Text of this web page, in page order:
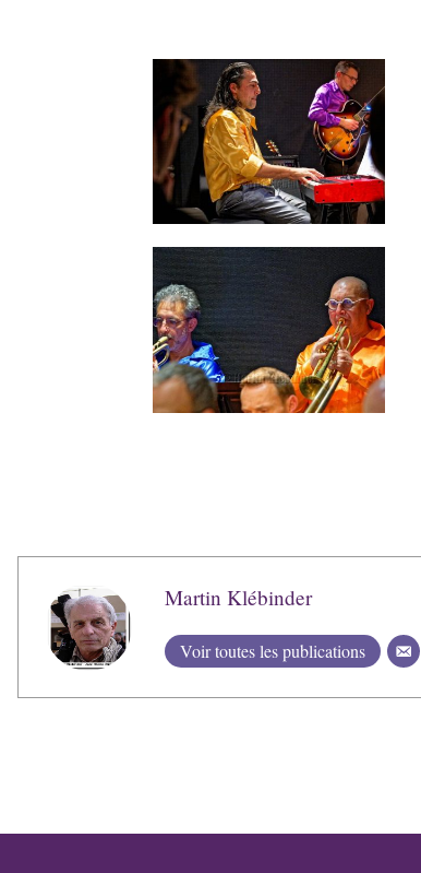
Martin Klébinder
Voir toutes les publications